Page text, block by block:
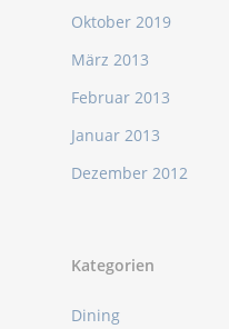
Oktober 2019
März 2013
Februar 2013
Januar 2013
Dezember 2012
Kategorien
Dining